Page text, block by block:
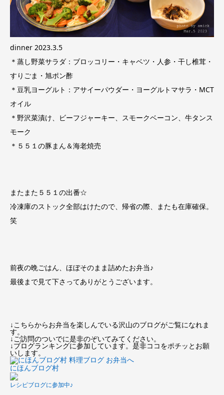
dinner 2023.3.5
＊蒸し野菜サラダ：ブロッコリー・キャベツ・人参・干し椎茸・
すりごま・旭ポン酢
＊豆乳ヨーグルト：アサイーパウダー・ヨーグルトマサラ・MCT
オイル
＊野沢菜漬け、ビーフジャーキー、スモークベーコン、牛タンス
モーク
＊５５１の豚まん＆海老焼売
またまた５５１の出番☆
冷凍庫のストック全部はけたので、帰省の際、またも在庫確保。
笑
前夜の晩ごはん、ほぼそのまま詰めたお弁当♪
最後まで見て下さってありがとうございます。
↓こちらからお弁当を楽しんでいる沢山のブログがご覧になれま
す。
↓ご訪問のついでに是非のぞいてみてください。
↓ブログランキングに参加しています。是非ココをポチッとお願
いします。
にほんブログ村
レシピブログに参加中♪